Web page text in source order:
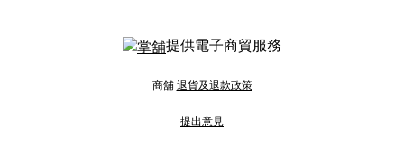
提供電子商貿服務
商舖 退貨及退款政策
提出意見